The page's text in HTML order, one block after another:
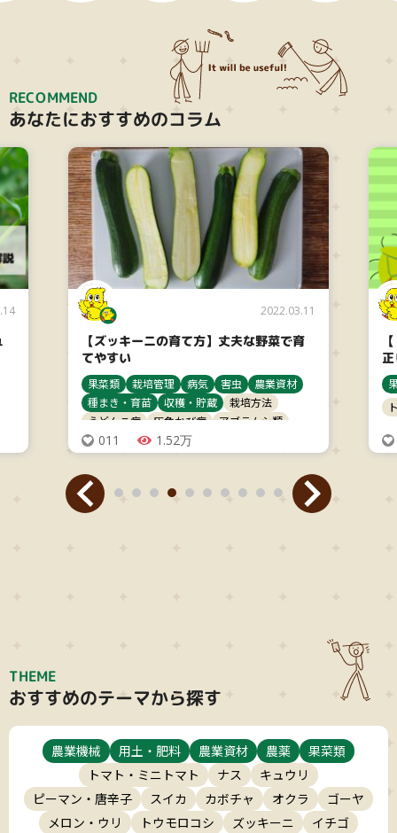
RECOMMEND
あなたにおすすめのコラム
2022.03.11
【ズッキーニの育て方】丈夫な野菜で育
てやすい
果菜類 栽培管理 病気 害虫
農業資材
種まき・育苗
収穫・貯蔵
栽培方法
うどんこ病
灰色かび病
アブラムシ類
追肥
ハムシ類 ズッキーニ
011 1.52万
THEME
おすすめのテーマから探す
農業機械 用土・肥料 農業資材 農薬
果菜類
トマト・ミニトマト
ナス
キュウリ
ピーマン・唐辛子
スイカ カボチャ オクラ
ゴーヤ
メロン・ウリ
トウモロコシ ズッキーニ
イチゴ